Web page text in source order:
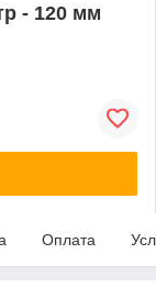
- 120 мм
Оплата